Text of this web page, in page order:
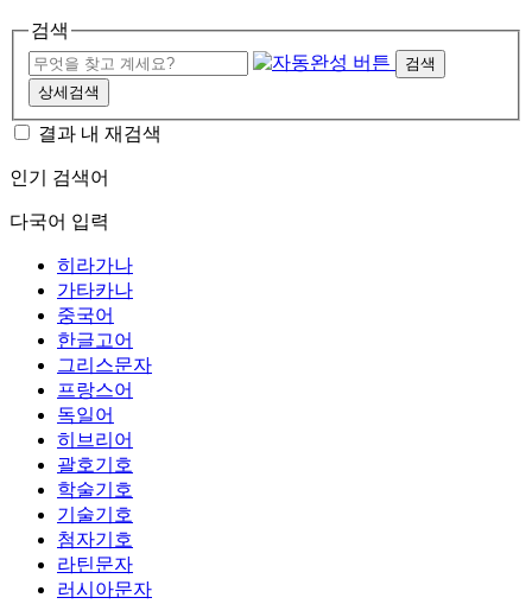
검색
검색
상세검색
결과 내 재검색
인기 검색어
다국어 입력
히라가나
가타카나
중국어
한글고어
그리스문자
프랑스어
독일어
히브리어
괄호기호
학술기호
기술기호
첨자기호
라틴문자
러시아문자